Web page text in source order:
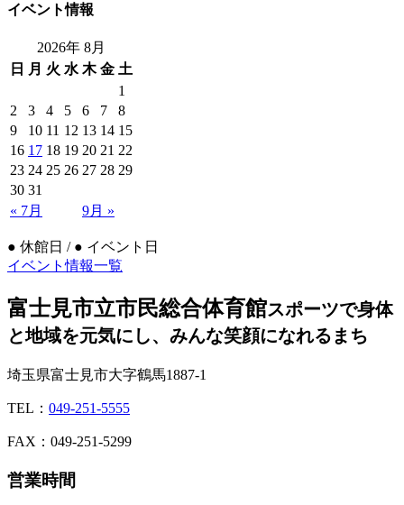
イベント情報
2026年 8月
日
月 火 水 木 金 土
1
2
3 4 5 6 7
8
9
10 11 12 13 14 15
16 17 18 19 20 21 22
23 24 25 26 27 28 29
30 31
« 7月
9月 »
● 休館日 / ● イベント日
イベント情報一覧
富士見市立市民総合体育館スポーツで身体
と地域を元気にし、みんな笑顔になれるまち
埼玉県富士見市大字鶴馬1887-1
TEL： 049-251-5555
FAX：049-251-5299
営業時間